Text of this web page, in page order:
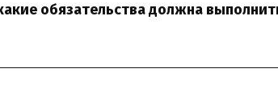
обязательства должна